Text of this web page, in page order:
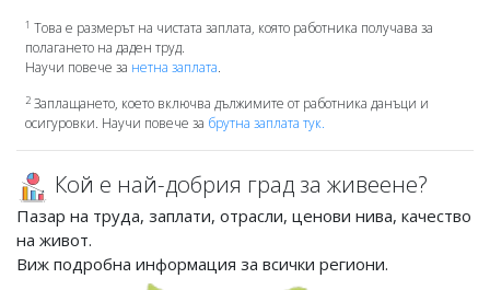
1 Това е размерът на чистата заплата, която работника получава за
полагането на даден труд.
Научи повече за нетна заплата.
2Заплащането, което включва дължимите от работника данъци и
осигуровки. Научи повече за брутна заплата тук.
Кой е най-добрия град за живеене?
Пазар на труда, заплати, отрасли, ценови нива, качество
на живот.
Виж подробна информация за всички региони.